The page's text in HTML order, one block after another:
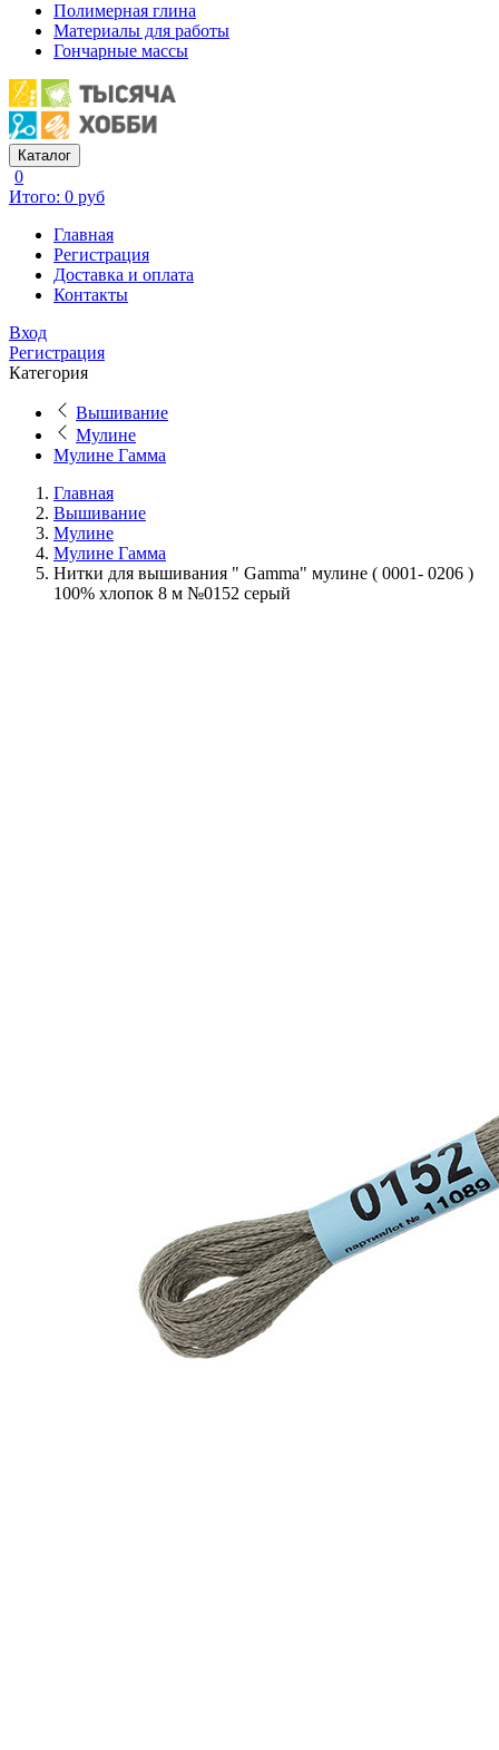
Полимерная глина
Материалы для работы
Гончарные массы
Каталог
0
Итого: 0 руб
Главная
Регистрация
Доставка и оплата
Контакты
Вход
Регистрация
Категория
Вышивание
Мулине
Мулине Гамма
Главная
Вышивание
Мулине
Мулине Гамма
Нитки для вышивания " Gamma" мулине ( 0001- 0206 )
100% хлопок 8 м №0152 серый